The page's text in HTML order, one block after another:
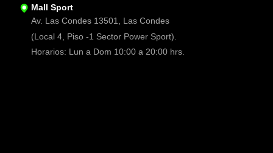
Mall Sport
Av. Las Condes 13501, Las Condes
(Local 4, Piso -1 Sector Power Sport).
Horarios: Lun a Dom 10:00 a 20:00 hrs.